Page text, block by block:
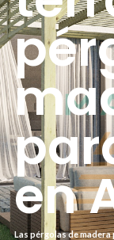
en
Las pérgolas de